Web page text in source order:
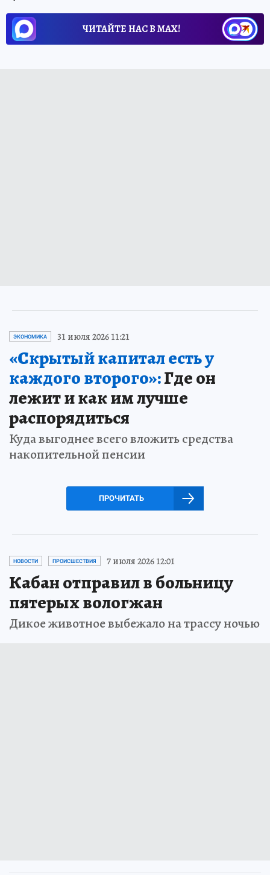
ЧИТАЙТЕ НАС В МАХ!
ЭКОНОМИКА 31 июля 2026 11:21
«Скрытый капитал есть у
каждого второго»:Где он
лежит и как им лучше
распорядиться
Куда выгоднее всего вложить средства
накопительной пенсии
ПРОЧИТАТЬ
НОВОСТИ ПРОИСШЕСТВИЯ 7 июля 2026 12:01
Кабан отправил в больницу
пятерых вологжан
Дикое животное выбежало на трассу ночью